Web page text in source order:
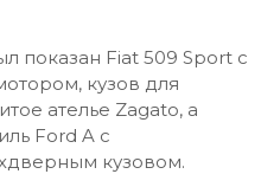
показан Fiat 509 Sport c
кузов для
ателье Zagato, а
Ford A с
кузовом.